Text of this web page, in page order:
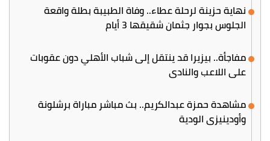
نهاية حزينة لرحلة عطاء.. وفاة الطبيبة بطلة واقعة
الجلوس بجوار جثمان شقيقها 3 أيام
مفاجأة.. بيزيرا قد ينتقل إلى شباب الأهلي دون عقوبات
على اللاعب والنادي
مشاهدة حمزة عبدالكريم.. بث مباشر مباراة برشلونة
وأودينيزي الودية